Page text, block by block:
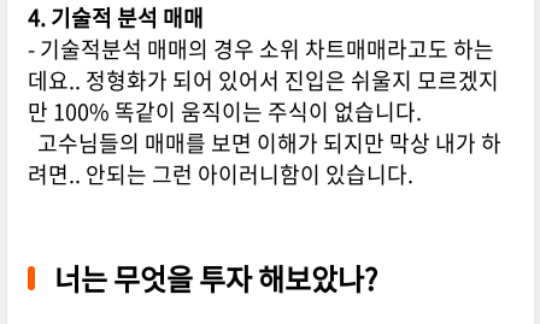
4. 기술적 분석 매매
- 기술적분석 매매의 경우 소위 차트매매라고도 하는
데요.. 정형화가 되어 있어서 진입은 쉬울지 모르겠지
만 100% 똑같이 움직이는 주식이 없습니다.
고수님들의 매매를 보면 이해가 되지만 막상 내가 하
려면.. 안되는 그런 아이러니함이 있습니다.
너는 무엇을 투자 해보았나?